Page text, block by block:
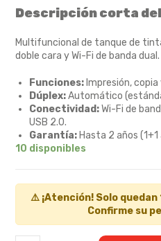
Descripción corta
Multifuncional de tanque de
doble cara y Wi-Fi de banda dual.
Funciones: Impresión,
Dúplex:Automático
Conectividad:Wi-Fi de
USB 2.0.
Garantía: Hasta 2 años
10 disponibles
⚠️ ¡Atención! Solo
Confirme su